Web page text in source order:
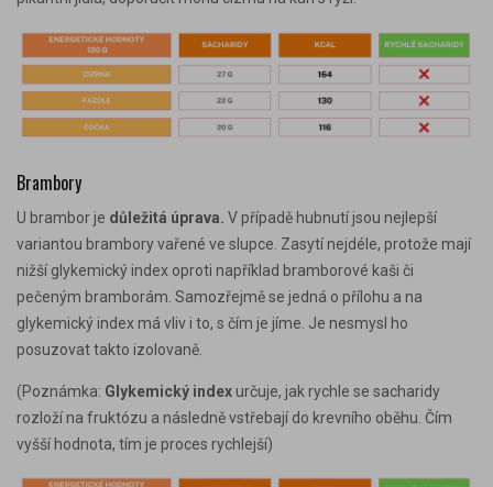
Brambory
U brambor je důležitá úprava. V případě hubnutí jsou nejlepší
variantou brambory vařené ve slupce. Zasytí nejdéle, protože mají
nižší glykemický index oproti například bramborové kaši či
pečeným bramborám. Samozřejmě se jedná o přílohu a na
glykemický index má vliv i to, s čím je jíme. Je nesmysl ho
posuzovat takto izolovaně.
(Poznámka: Glykemický indexurčuje, jak rychle se sacharidy
rozloží na fruktózu a následně vstřebají do krevního oběhu. Čím
vyšší hodnota, tím je proces rychlejší)